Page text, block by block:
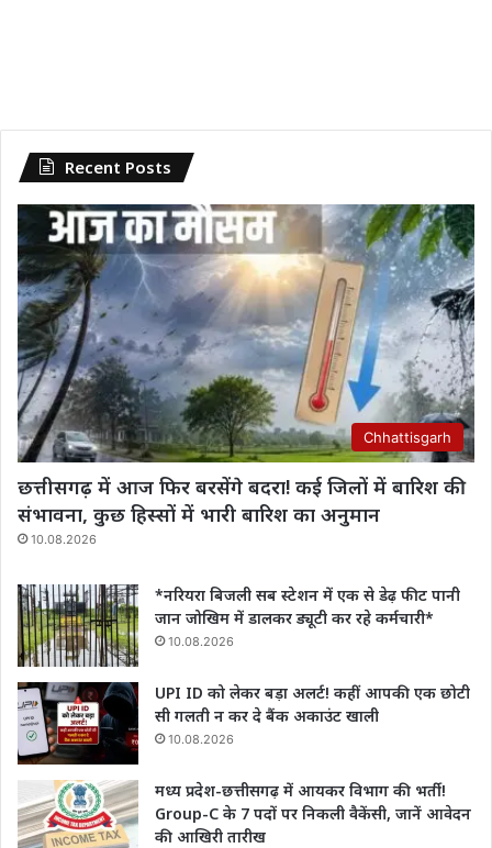
Recent Posts
Chhattisgarh
छत्तीसगढ़ में आज फिर बरसेंगे बदरा! कई जिलों में बारिश की
संभावना, कुछ हिस्सों में भारी बारिश का अनुमान
10.08.2026
*नरियरा बिजली सब स्टेशन में एक से डेढ़ फीट पानी
जान जोखिम में डालकर ड्यूटी कर रहे कर्मचारी*
10.08.2026
UPI ID को लेकर बड़ा अलर्ट! कहीं आपकी एक छोटी
सी गलती न कर दे बैंक अकाउंट खाली
10.08.2026
मध्य प्रदेश-छत्तीसगढ़ में आयकर विभाग की भर्ती!
Group-C के 7 पदों पर निकली वैकेंसी, जानें आवेदन
की आखिरी तारीख